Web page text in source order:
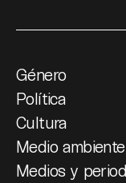
Género
Política
Cultura
Medio ambiente
Medios y